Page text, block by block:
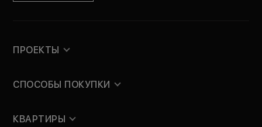
ПРОЕКТЫ
СПОСОБЫ ПОКУПКИ
КВАРТИРЫ